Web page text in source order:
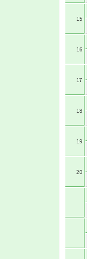
15
16
17
18
19
20